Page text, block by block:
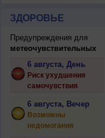
ЗДОРОВЬЕ
Предупреждения для
метеочувствительных
6 августа, День
Риск ухудшения
самочувствия
6 августа, Вечер
Возможны
недомогания